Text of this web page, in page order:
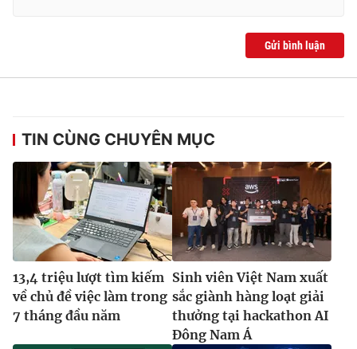
Gửi bình luận
TIN CÙNG CHUYÊN MỤC
13,4 triệu lượt tìm kiếm
về chủ đề việc làm trong
7 tháng đầu năm
Sinh viên Việt Nam xuất
sắc giành hàng loạt giải
thưởng tại hackathon AI
Đông Nam Á